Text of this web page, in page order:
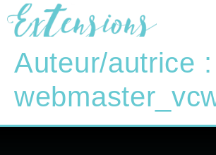
Auteur/autrice :